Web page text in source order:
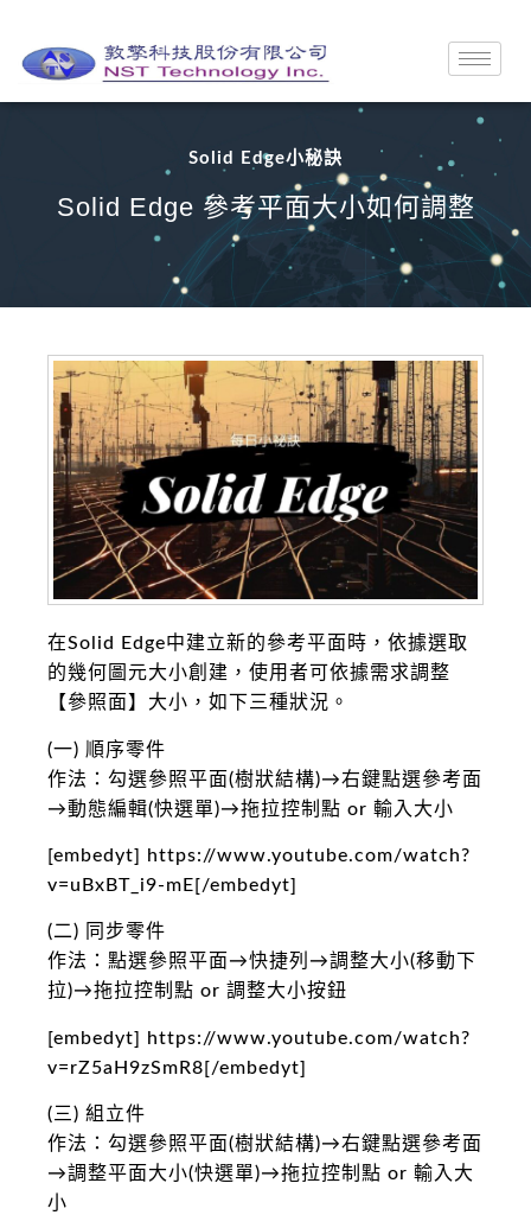
Solid Edge小秘訣
Solid Edge 參考平面大小如何調整
在Solid Edge中建立新的參考平面時，依據選取
的幾何圖元大小創建，使用者可依據需求調整
【參照面】大小，如下三種狀況。
(一) 順序零件
作法：勾選參照平面(樹狀結構)→右鍵點選參考面
→動態編輯(快選單)→拖拉控制點 or 輸入大小
[embedyt] https://www.youtube.com/watch?
v=uBxBT_i9-mE[/embedyt]
(二) 同步零件
作法：點選參照平面→快捷列→調整大小(移動下
拉)→拖拉控制點 or 調整大小按鈕
[embedyt] https://www.youtube.com/watch?
v=rZ5aH9zSmR8[/embedyt]
(三) 組立件
作法：勾選參照平面(樹狀結構)→右鍵點選參考面
→調整平面大小(快選單)→拖拉控制點 or 輸入大
小